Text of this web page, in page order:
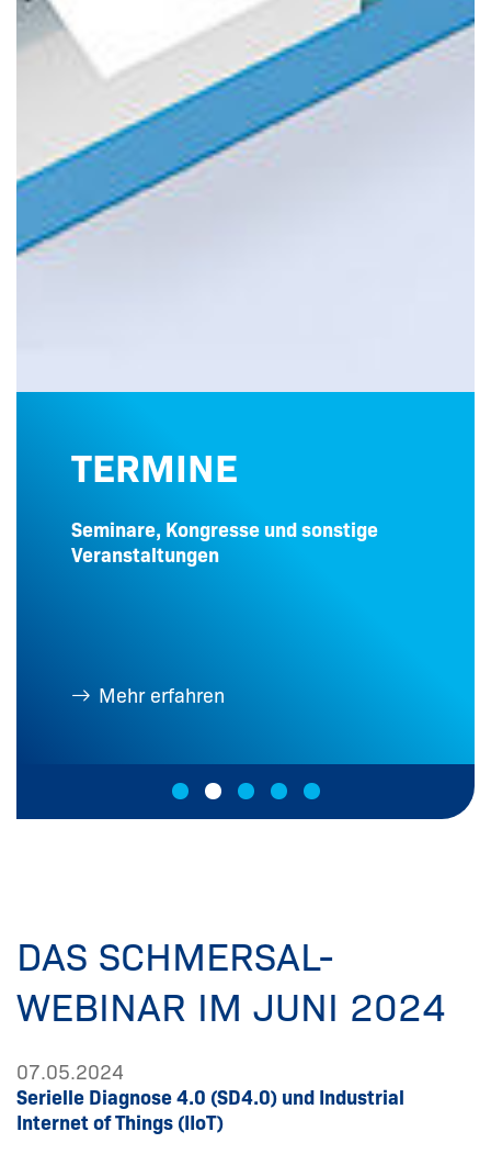
TERMINE
Seminare, Kongresse und sonstige
Veranstaltungen
Mehr erfahren
DAS SCHMERSAL-
WEBINAR IM JUNI 2024
07.05.2024
Serielle Diagnose 4.0 (SD4.0) und Industrial
Internet of Things (IIoT)